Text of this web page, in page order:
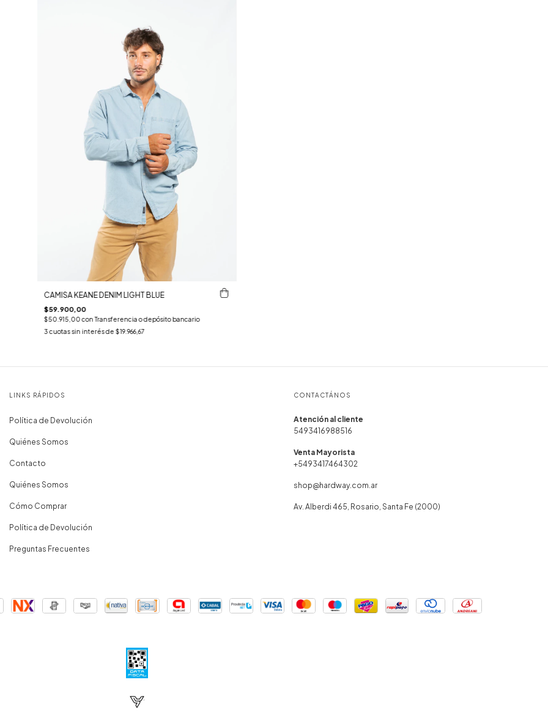
CAMISA KEANE DENIM LIGHT BLUE
$59.900,00
$50.915,00con Transferencia o depósito bancario
3 cuotas sin interés de $19.966,67
LINKS RÁPIDOS
Política de Devolución
Quiénes Somos
Contacto
Quiénes Somos
Cómo Comprar
Política de Devolución
Preguntas Frecuentes
CONTACTÁNOS
5493416988516
+5493417464302
shop@hardway.com.ar
Av. Alberdi 465, Rosario, Santa Fe (2000)